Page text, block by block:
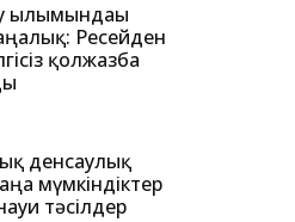
ғылымындағы
Ресейден
қолжазба
денсаулық
мүмкіндіктер
тәсілдер